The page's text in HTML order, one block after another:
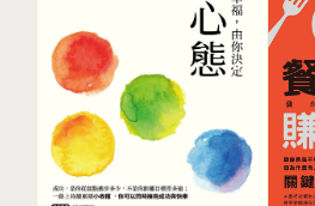
◎時間，比錢更寶貴的稀缺資
．巴菲特二十打孔法，找到你
如果一生只能做20件事，你會
當公務員、開公司、吃美食、
20個了，
試試股神巴菲特的二十打孔法
４ 二十年後的同學會，你要怎
附 錄 值得閱讀的同主題好書
版權頁